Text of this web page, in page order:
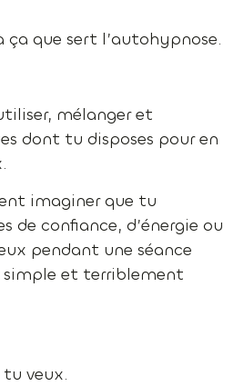
ça que sert l’autohypnose.
mélanger et
dont tu disposes pour en
imaginer que tu
de confiance, d’énergie ou
pendant une séance
simple et terriblement
tu veux.